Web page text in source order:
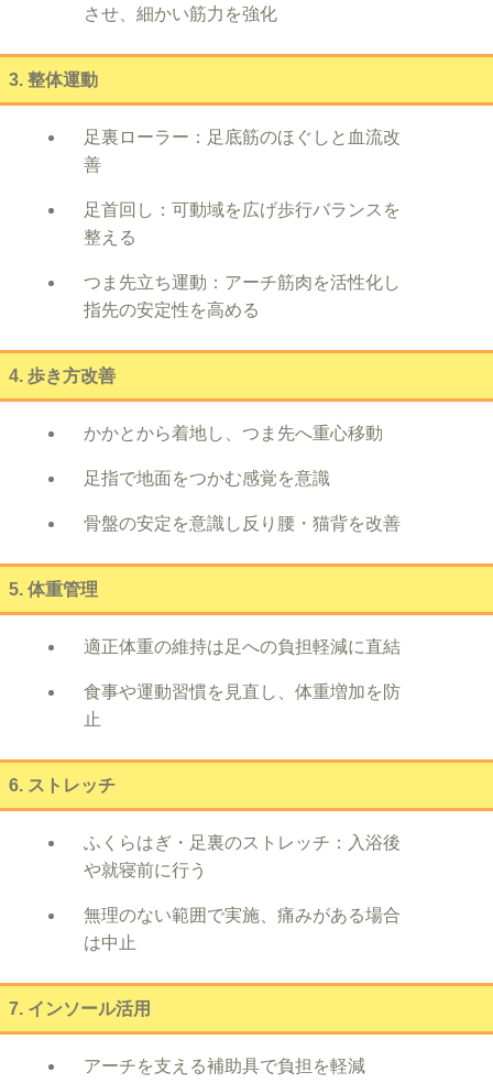
させ、細かい筋力を強化
3. 整体運動
足裏ローラー：足底筋のほぐしと血流改
善
足首回し：可動域を広げ歩行バランスを
整える
つま先立ち運動：アーチ筋肉を活性化し
指先の安定性を高める
4. 歩き方改善
かかとから着地し、つま先へ重心移動
足指で地面をつかむ感覚を意識
骨盤の安定を意識し反り腰・猫背を改善
5. 体重管理
適正体重の維持は足への負担軽減に直結
食事や運動習慣を見直し、体重増加を防
止
6. ストレッチ
ふくらはぎ・足裏のストレッチ：入浴後
や就寝前に行う
無理のない範囲で実施、痛みがある場合
は中止
7. インソール活用
アーチを支える補助具で負担を軽減